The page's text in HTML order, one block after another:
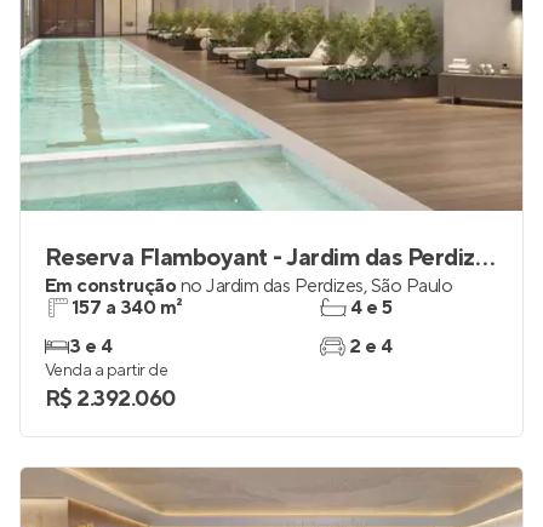
Reserva Flamboyant - Jardim das Perdizes
Em construçãono Jardim das Perdizes,São Paulo
157 a 340 m²
3 e 4
4 e 5
2 e 4
Venda a partir de
R$ 2.392.060